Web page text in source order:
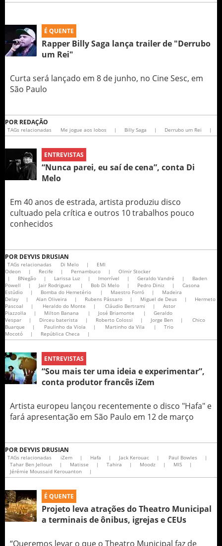
É QUENTE
Rapper Billy Saga lança trailer de "Derrubo
um Rei"
Curta será lançado em 8 de junho, no Cine Sesc, em
São Paulo
POR REDAÇÃO
TAGs relacionadas Me jogue aos lobos | Billy Saga | Derrubo um Rei |
ENTREVISTAS
“Nunca parei, eu saí de cena”, conta Di
Melo
Em 40 anos de estrada, artista produziu disco
cultuado pela crítica e outros 10 trabalhos pouco
conhecidos
POR DEYVIS DRUSIAN
TAGs relacionadas Di Melo |
EMI
Odeon
| Recife | Pernambuco |
Olmir Stocker
|
BNegão | Larissa Luz | Imorrível | Geraldo Vandré |
Baden
Powell
| Jair Rodriguez | Bob Di Melo | Pedro Diniz |
Casona
Estúdio
| Bomba do Hemetério | Maestro Forró |
Madeira
Delay
| Alan Oliveira | Rubens Pássaro | Miguel de Deus |
Hermeto
Pascoal
| Heraldo do Monte | Cláudio Bertrami |
Astor
Piazzolla
| Milton Banana | José Briamonte |
Geraldo
Vespar
| Dirceu baterista | Roberto Colossi | Jorge Ben |
Chico
Buarque
| Paulinho da Viola | Martinho da Vila |
Trio
Mocotó
| República Checa |
ENTREVISTAS
“Sou mais ter uma ideia e experimentar”,
conta produtor francês iZem
Artista europeu lançou recentemente o disco "Hafa" e
fará apresentação em São Paulo em 12 de março
POR DEYVIS DRUSIAN
TAGs relacionadas iZem | Hafa | Jack Kerouac | Paul Bowles
|
Tahar Ben Jelloun
| Matisse | Tahira | Moodz | MIS
|
Jérémie Moussaid Kerouanton
|
É QUENTE
Projeto leva atrações do Theatro Municipal
a terminais de ônibus, igrejas e CEUs
“Queremos levar o que o Theatro Municipal faz de